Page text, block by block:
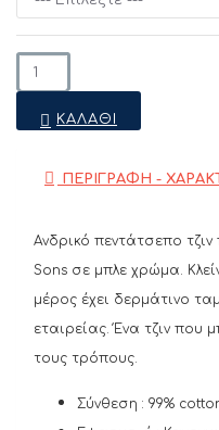
ΚΑΛΆΘΙ
ΠΕΡΙΓΡΑΦΗ -
Ανδρικό πεντάτσεπο τζιν
Sons σε μπλε χρώμα.
μέρος έχει δερμάτινο
εταιρείας. Ένα τζιν που
τους τρόπους.
Σύνθεση : 99%